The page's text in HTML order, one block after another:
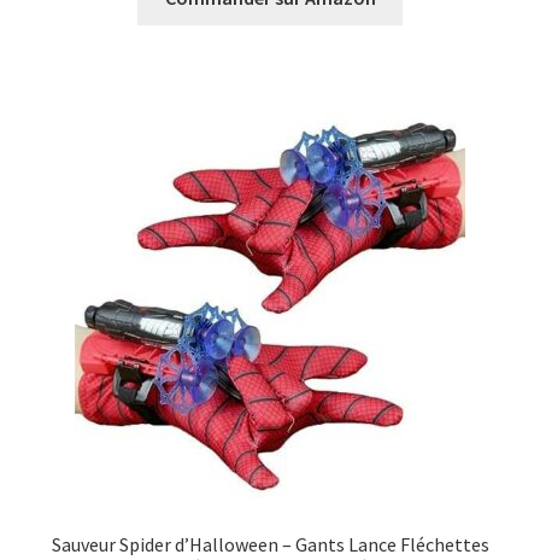
Sauveur Spider d’Halloween – Gants Lance Fléchettes